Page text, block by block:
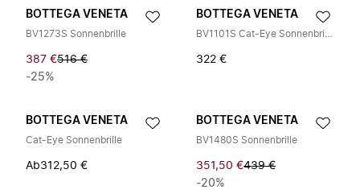
BOTTEGA VENETA
BV1273S Sonnenbrille
387 €516 €
-25%
BOTTEGA VENETA
BV1101S Cat-Eye Sonnenbrille
322 €
BOTTEGA VENETA
Cat-Eye Sonnenbrille
Ab312,50 €
BOTTEGA VENETA
BV1480S Sonnenbrille
351,50 €439 €
-20%